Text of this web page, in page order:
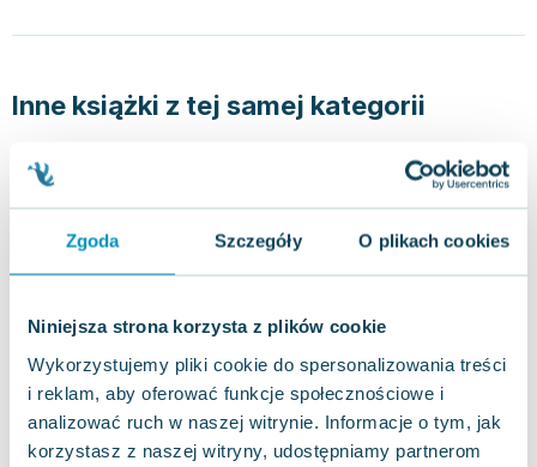
Zgoda Szczegóły O plikach cookies
Niniejsza strona korzysta z plików cookie
Wykorzystujemy pliki cookie do spersonalizowania treści
i reklam, aby oferować funkcje społecznościowe i
analizować ruch w naszej witrynie. Informacje o tym, jak
korzystasz z naszej witryny, udostępniamy partnerom
Inne książki z tej samej kategorii
-31% -19%